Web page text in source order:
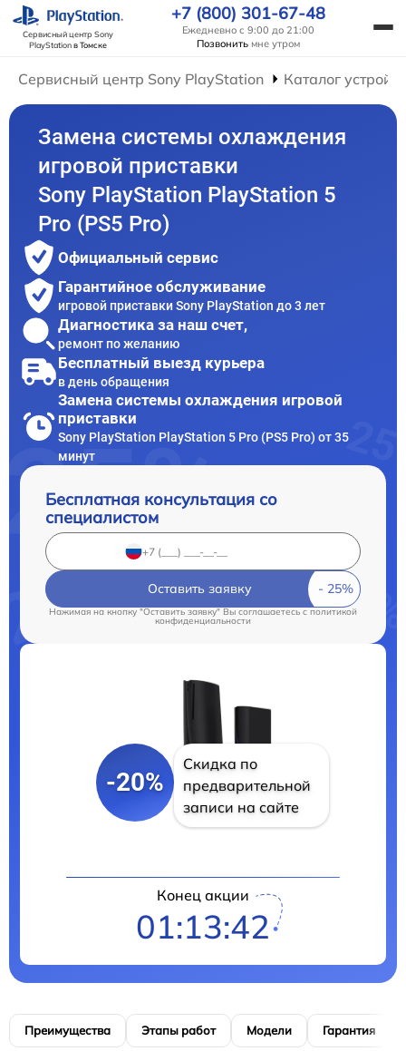
Сервисный центр Sony
PlayStationв Томске
+7 (800) 301-67-48
Ежедневно с 9:00 до 21:00
Позвонить мне утром
Сервисный центр Sony PlayStation Каталог
Замена системы охлаждения
игровой приставки
Sony PlayStation PlayStation 5
Pro (PS5 Pro)
Официальный сервис
Гарантийное обслуживание
игровой приставки Sony PlayStation до 3 лет
Диагностика за наш счет,
ремонт по желанию
Бесплатный выезд курьера
в день обращения
Замена системы охлаждения игровой
приставки
Sony PlayStation PlayStation 5 Pro (PS5 Pro) от 35
минут
Бесплатная консультация со
специалистом
Оставить заявку
Нажимая на кнопку "Оставить заявку" Вы соглашаетесь cполитикой
конфиденциальности
-20%
Скидка по
предварительной
записи на сайте
Конец акции
01:13:41
Преимущества Этапы работ Модели Гарантия